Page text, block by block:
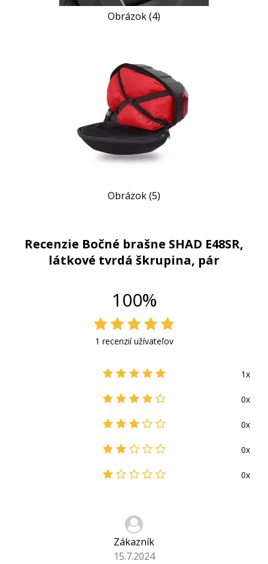
Obrázok (4)
Obrázok (5)
Recenzie Bočné brašne SHAD E48SR,
látkové tvrdá škrupina, pár
100%
1 recenzií užívateľov
1x
0x
0x
0x
0x
Zákazník
15.7.2024